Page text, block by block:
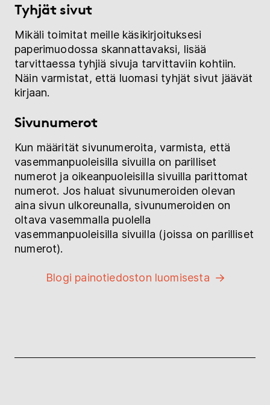
Tyhjät sivut
Mikäli toimitat meille käsikirjoituksesi
paperimuodossa skannattavaksi, lisää
tarvittaessa tyhjiä sivuja tarvittaviin kohtiin.
Näin varmistat, että luomasi tyhjät sivut jäävät
kirjaan.
Sivunumerot
Kun määrität sivunumeroita, varmista, että
vasemmanpuoleisilla sivuilla on parilliset
numerot ja oikeanpuoleisilla sivuilla parittomat
numerot. Jos haluat sivunumeroiden olevan
aina sivun ulkoreunalla, sivunumeroiden on
oltava vasemmalla puolella
vasemmanpuoleisilla sivuilla (joissa on parilliset
numerot).
Blogi painotiedoston luomisesta